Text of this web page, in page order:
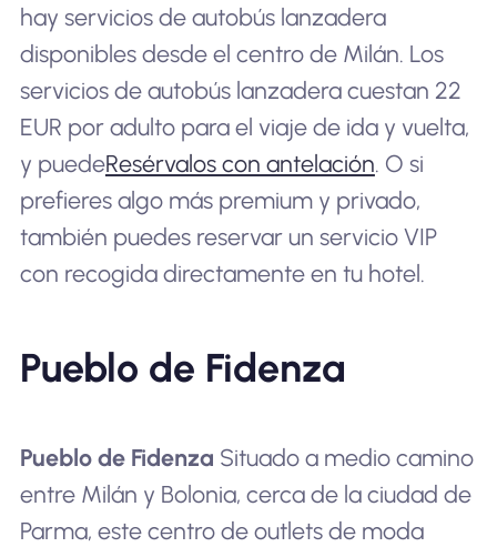
hay servicios de autobús lanzadera
disponibles desde el centro de Milán. Los
servicios de autobús lanzadera cuestan 22
EUR por adulto para el viaje de ida y vuelta,
y puedeResérvalos con antelación. O si
prefieres algo más premium y privado,
también puedes reservar un servicio VIP
con recogida directamente en tu hotel.
Pueblo de Fidenza
Pueblo de Fidenza Situado a medio camino
entre Milán y Bolonia, cerca de la ciudad de
Parma, este centro de outlets de moda